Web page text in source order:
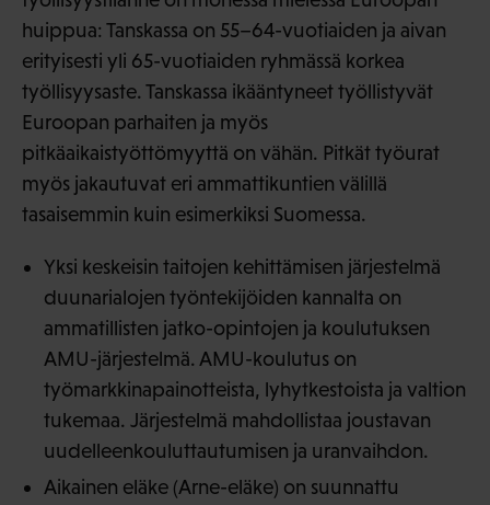
huippua: Tanskassa on 55–64-vuotiaiden ja aivan
erityisesti yli 65-vuotiaiden ryhmässä korkea
työllisyysaste. Tanskassa ikääntyneet työllistyvät
Euroopan parhaiten ja myös
pitkäaikaistyöttömyyttä on vähän. Pitkät työurat
myös jakautuvat eri ammattikuntien välillä
tasaisemmin kuin esimerkiksi Suomessa.
Yksi keskeisin taitojen kehittämisen järjestelmä
duunarialojen työntekijöiden kannalta on
ammatillisten jatko-opintojen ja koulutuksen
AMU-järjestelmä. AMU-koulutus on
työmarkkinapainotteista, lyhytkestoista ja valtion
tukemaa. Järjestelmä mahdollistaa joustavan
uudelleenkouluttautumisen ja uranvaihdon.
Aikainen eläke (Arne-eläke) on suunnattu